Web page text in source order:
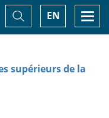
EN
Basculer
la
recherche
supérieurs de la